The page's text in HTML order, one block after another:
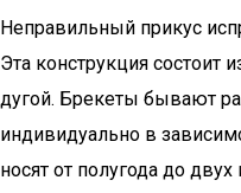
Неправильный прикус
Эта конструкция состоит
дугой. Брекеты бывают
индивидуально в
носят от полугода до